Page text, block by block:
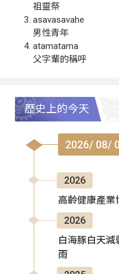
祖靈祭
asavasavahe
男性青年
atamatama
父字輩的稱呼
歷史上的今天
2026/ 08/
2026
高齡健康產業
2026
白海豚白天
雨